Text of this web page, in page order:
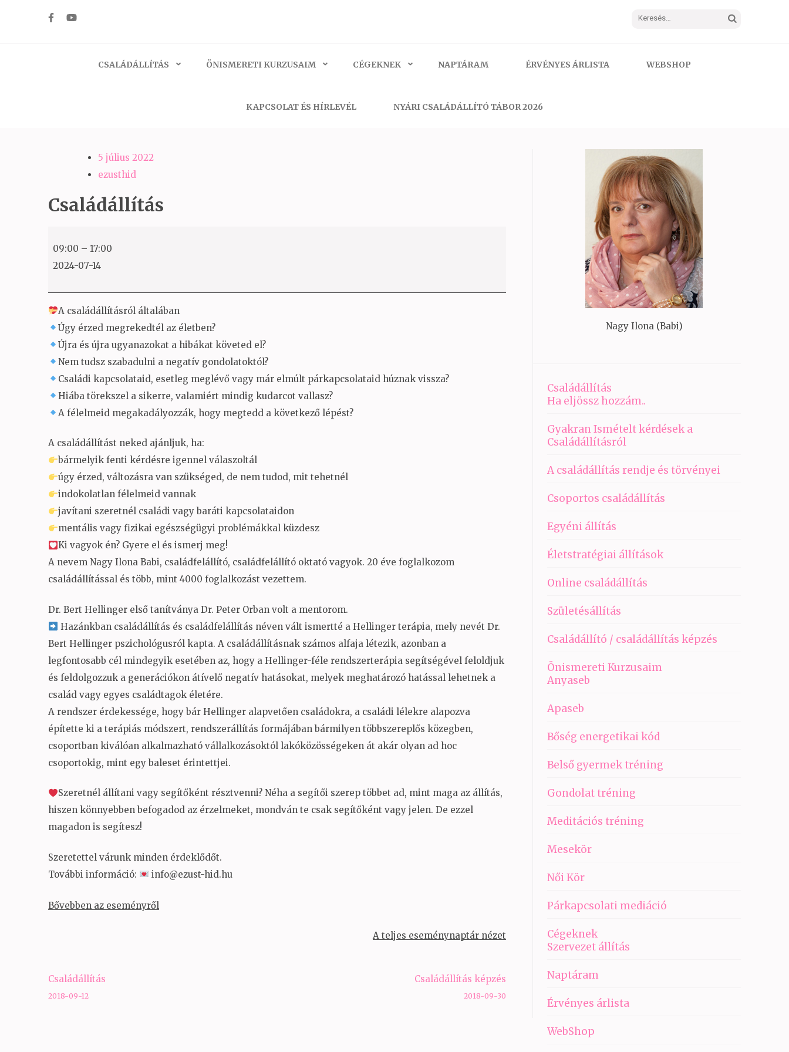
Keresés:
CSALÁDÁLLÍTÁS ÖNISMERETI KURZUSAIM CÉGEKNEK NAPTÁRAM ÉRVÉNYES ÁRLISTA WEBSHOP
KAPCSOLAT ÉS HÍRLEVÉL NYÁRI CSALÁDÁLLÍTÓ TÁBOR 2026
5 július 2022
ezusthid
Családállítás
09:00 – 17:00
2024-07-14
A családállításról általában
Úgy érzed megrekedtél az életben?
Újra és újra ugyanazokat a hibákat követed el?
Nem tudsz szabadulni a negatív gondolatoktól?
Családi kapcsolataid, esetleg meglévő vagy már elmúlt párkapcsolataid húznak vissza?
Hiába törekszel a sikerre, valamiért mindig kudarcot vallasz?
A félelmeid megakadályozzák, hogy megtedd a következő lépést?
A családállítást neked ajánljuk, ha:
bármelyik fenti kérdésre igennel válaszoltál
úgy érzed, változásra van szükséged, de nem tudod, mit tehetnél
indokolatlan félelmeid vannak
javítani szeretnél családi vagy baráti kapcsolataidon
mentális vagy fizikai egészségügyi problémákkal küzdesz
Ki vagyok én? Gyere el és ismerj meg!
A nevem Nagy Ilona Babi, családfelállító, családfelállító oktató vagyok. 20 éve foglalkozom
családállítással és több, mint 4000 foglalkozást vezettem.
Dr. Bert Hellinger első tanítványa Dr. Peter Orban volt a mentorom.
Hazánkban családállítás és családfelállítás néven vált ismertté a Hellinger terápia, mely nevét Dr.
Bert Hellinger pszichológusról kapta. A családállításnak számos alfaja létezik, azonban a
legfontosabb cél mindegyik esetében az, hogy a Hellinger-féle rendszerterápia segítségével feloldjuk
és feldolgozzuk a generációkon átívelő negatív hatásokat, melyek meghatározó hatással lehetnek a
család vagy egyes családtagok életére.
A rendszer érdekessége, hogy bár Hellinger alapvetően családokra, a családi lélekre alapozva
építette ki a terápiás módszert, rendszerállítás formájában bármilyen többszereplős közegben,
csoportban kiválóan alkalmazható vállalkozásoktól lakóközösségeken át akár olyan ad hoc
csoportokig, mint egy baleset érintettjei.
Szeretnél állítani vagy segítőként résztvenni? Néha a segítői szerep többet ad, mint maga az állítás,
hiszen könnyebben befogadod az érzelmeket, mondván te csak segítőként vagy jelen. De ezzel
magadon is segítesz!
Szeretettel várunk minden érdeklődőt.
További információ:
info@ezust-hid.hu
Bővebben az eseményről
A teljes eseménynaptár nézet
Bejegyzés
navigáció
Családállítás
2018-09-12
Családállítás képzés
2018-09-30
Nagy Ilona (Babi)
Családállítás
Ha eljössz hozzám..
Gyakran Ismételt kérdések a
Családállításról
A családállítás rendje és törvényei
Csoportos családállítás
Egyéni állítás
Életstratégiai állítások
Online családállítás
Születésállítás
Családállító / családállítás képzés
Önismereti Kurzusaim
Anyaseb
Apaseb
Bőség energetikai kód
Belső gyermek tréning
Gondolat tréning
Meditációs tréning
Mesekör
Női Kör
Párkapcsolati mediáció
Cégeknek
Szervezet állítás
Naptáram
Érvényes árlista
WebShop